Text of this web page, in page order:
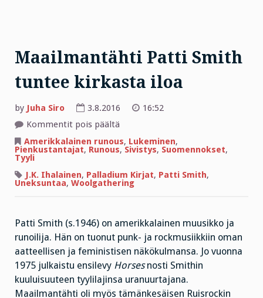
Maailmantähti Patti Smith
tuntee kirkasta iloa
by Juha Siro 3.8.2016
16:52
Kommentit pois päältä
Patti
Smith
tuntee
iloa
Amerikkalainen runous, Lukeminen,
Pienkustantajat, Runous, Sivistys, Suomennokset,
Tyyli
J.K. Ihalainen, Palladium Kirjat, Patti Smith,
Uneksuntaa, Woolgathering
Patti Smith (s.1946) on amerikkalainen muusikko ja
runoilija. Hän on tuonut punk- ja rockmusiikkiin oman
aatteellisen ja feministisen näkökulmansa. Jo vuonna
1975 julkaistu ensilevy Horsesnosti Smithin
kuuluisuuteen tyylilajinsa uranuurtajana.
Maailmantähti oli myös tämänkesäisen Ruisrockin